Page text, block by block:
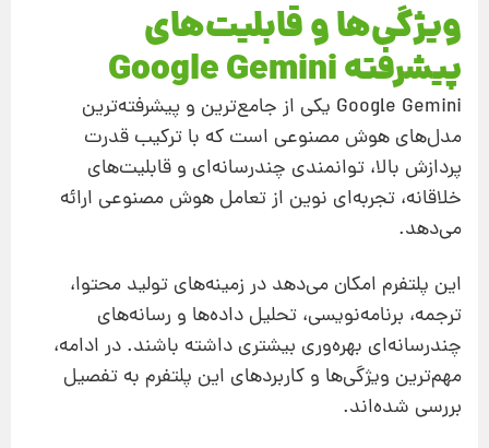
ویژگی‌ها و قابلیت‌های
پیشرفته Google Gemini
Google Gemini یکی از جامع‌ترین و پیشرفته‌ترین
مدل‌های هوش مصنوعی است که با ترکیب قدرت
پردازش بالا، توانمندی چندرسانه‌ای و قابلیت‌های
خلاقانه، تجربه‌ای نوین از تعامل هوش مصنوعی ارائه
می‌دهد.
این پلتفرم امکان می‌دهد در زمینه‌های تولید محتوا،
ترجمه، برنامه‌نویسی، تحلیل داده‌ها و رسانه‌های
چندرسانه‌ای بهره‌وری بیشتری داشته باشند. در ادامه،
مهم‌ترین ویژگی‌ها و کاربردهای این پلتفرم به تفصیل
بررسی شده‌اند.